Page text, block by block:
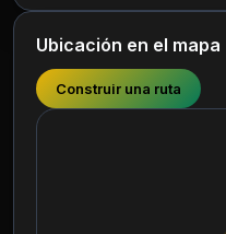
Ubicación en el mapa
Construir una ruta